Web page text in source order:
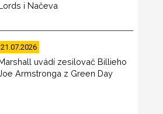
i Načeva
21.07.2026
uvádí zesilovač Billieho
Armstronga z Green Day